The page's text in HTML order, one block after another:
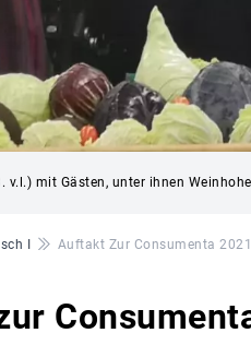
v.l.) mit Gästen, unter ihnen
I Auftakt Zur Consumenta 2021